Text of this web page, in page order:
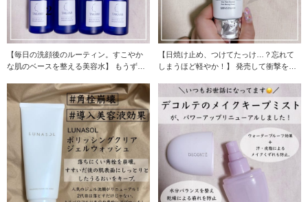
【毎日の洗顔後のルーティン。すこやか
な肌のベースを整える美容水】 もうずっ
【日焼け止め、つけてたっけ…？忘れて
しまうほど軽やか！】 発売して衝撃を受